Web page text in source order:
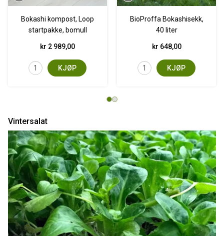
Bokashi kompost, Loop
startpakke, bomull
kr 2 989,00
KJØP
BioProffa Bokashisekk,
40 liter
kr 648,00
KJØP
Vintersalat